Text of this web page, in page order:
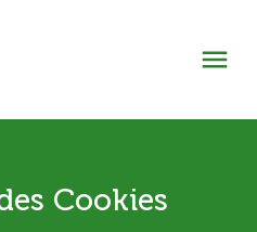
Cookies